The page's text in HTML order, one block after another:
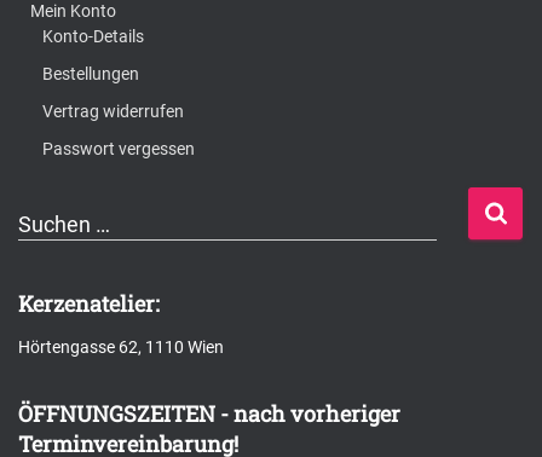
Mein Konto
Konto-Details
Bestellungen
Vertrag widerrufen
Passwort vergessen
S
h
e
n
Suchen …
Kerzenatelier:
Hörtengasse 62, 1110 Wien
ÖFFNUNGSZEITEN - nach vorheriger
Terminvereinbarung!